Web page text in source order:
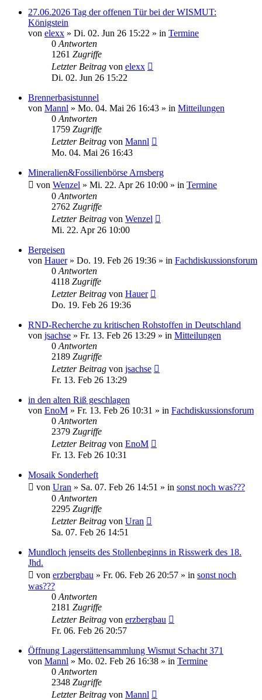
27.06.2026 Tag der offenen Tür bei der WISMUT:
Königstein
von elexx » Di. 02. Jun 26 15:22 » in Termine
0 Antworten
1261 Zugriffe
Letzter Beitrag von elexx
Di. 02. Jun 26 15:22
Brennerbasistunnel
von Mannl » Mo. 04. Mai 26 16:43 » in Mitteilungen
0 Antworten
1759 Zugriffe
Letzter Beitrag von Mannl
Mo. 04. Mai 26 16:43
Mineralien&Fossilienbörse Arnsberg
von Wenzel » Mi. 22. Apr 26 10:00 » in Termine
0 Antworten
2762 Zugriffe
Letzter Beitrag von Wenzel
Mi. 22. Apr 26 10:00
Bergeisen
von Hauer» Do. 19. Feb 26 19:36 » in Fachdiskussionsforum
0 Antworten
4118 Zugriffe
Letzter Beitrag von Hauer
Do. 19. Feb 26 19:36
RND-Recherche zu kritischen Rohstoffen in Deutschland
von jsachse » Fr. 13. Feb 26 13:29 » in Mitteilungen
0 Antworten
2189 Zugriffe
Letzter Beitrag von jsachse
Fr. 13. Feb 26 13:29
in den alten Riß geschlagen
von EnoM » Fr. 13. Feb 26 10:31 » in Fachdiskussionsforum
0 Antworten
2379 Zugriffe
Letzter Beitrag von EnoM
Fr. 13. Feb 26 10:31
Mosaik Sonderheft
von Uran » Sa. 07. Feb 26 14:51 » in sonst noch was???
0 Antworten
2295 Zugriffe
Letzter Beitrag von Uran
Sa. 07. Feb 26 14:51
Mundloch jenseits des Stollenbeginns in Risswerk des 18.
Jhd.
von erzbergbau » Fr. 06. Feb 26 20:57 » in sonst noch
was???
0 Antworten
2181 Zugriffe
Letzter Beitrag von erzbergbau
Fr. 06. Feb 26 20:57
Öffnung Lagerstättensammlung Wismut Schacht 371
von Mannl » Mo. 02. Feb 26 16:38 » in Termine
0 Antworten
2348 Zugriffe
Letzter Beitrag von Mannl